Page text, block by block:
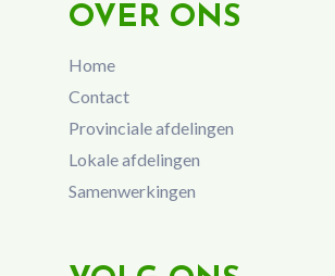
OVER ONS
Home
Contact
Provinciale afdelingen
Lokale afdelingen
Samenwerkingen